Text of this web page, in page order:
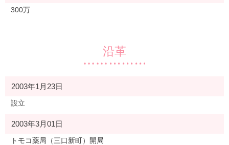
300万
沿革
2003年1月23日
設立
2003年3月01日
トモコ薬局（三口新町）開局